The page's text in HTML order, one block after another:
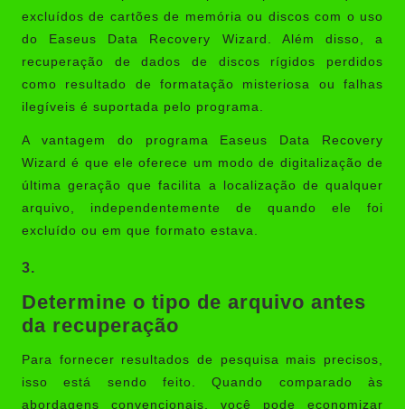
excluídos de cartões de memória ou discos com o uso
do Easeus Data Recovery Wizard. Além disso, a
recuperação de dados de discos rígidos perdidos
como resultado de formatação misteriosa ou falhas
ilegíveis é suportada pelo programa.
A vantagem do programa Easeus Data Recovery
Wizard é que ele oferece um modo de digitalização de
última geração que facilita a localização de qualquer
arquivo, independentemente de quando ele foi
excluído ou em que formato estava.
3.
Determine o tipo de arquivo antes
da recuperação
Para fornecer resultados de pesquisa mais precisos,
isso está sendo feito. Quando comparado às
abordagens convencionais, você pode economizar